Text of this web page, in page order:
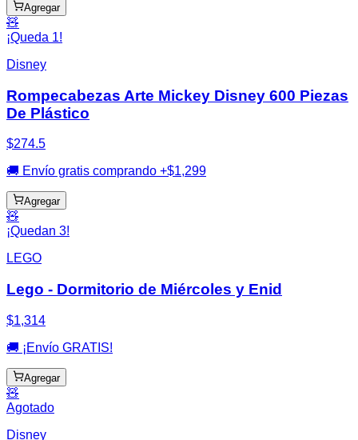
Agregar
🧸
¡Queda 1!
Disney
Rompecabezas Arte Mickey Disney 600 Piezas
De Plástico
$274.5
🚚 Envío gratis comprando +$1,299
Agregar
🧸
¡Quedan 3!
LEGO
Lego - Dormitorio de Miércoles y Enid
$1,314
🚚 ¡Envío GRATIS!
Agregar
🧸
Agotado
Disney